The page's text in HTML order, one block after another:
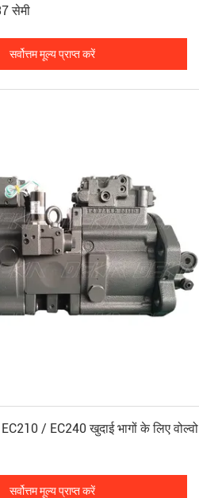
सेमी
सर्वोत्तम मूल्य प्राप्त करें
/ EC240 खुदाई भागों के लिए वोल्वो
सर्वोत्तम मूल्य प्राप्त करें